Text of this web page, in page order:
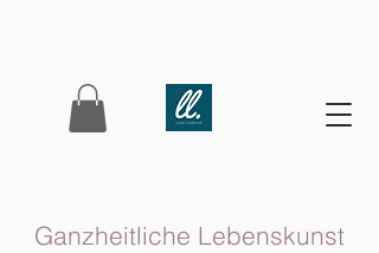
Ganzheitliche Lebenskunst